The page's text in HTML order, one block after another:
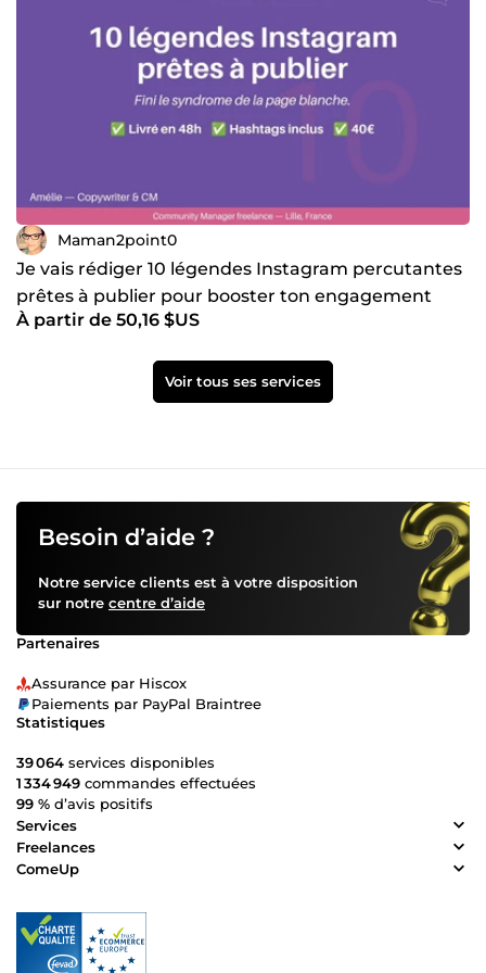
Maman2point0
Je vais rédiger 10 légendes Instagram percutantes
prêtes à publier pour booster ton engagement
À partir de 50,16 $US
Voir tous ses services
Besoin d’aide ?
Notre service clients est à votre disposition
sur notre centre d’aide
Partenaires
Assurance par Hiscox
Paiements par PayPal Braintree
Statistiques
39 064 services disponibles
1 334 949 commandes effectuées
99 % d’avis positifs
Services
Freelances
ComeUp